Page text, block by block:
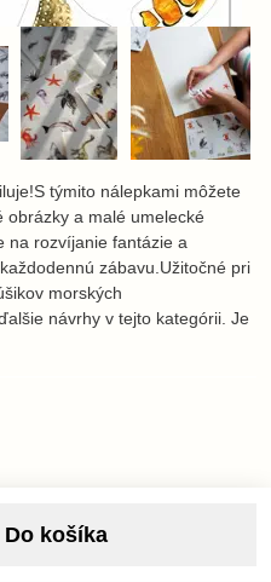
týmito nálepkami môžete
a malé umelecké
na rozvíjanie fantázie a
zábavu.Užitočné pri
morských
návrhy v tejto kategórii. Je
Do košíka